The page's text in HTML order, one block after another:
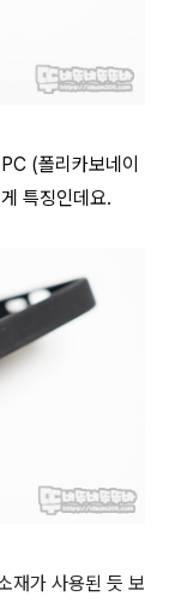
PC (폴리카보네이
특징인데요.
재가 사용된 듯 보